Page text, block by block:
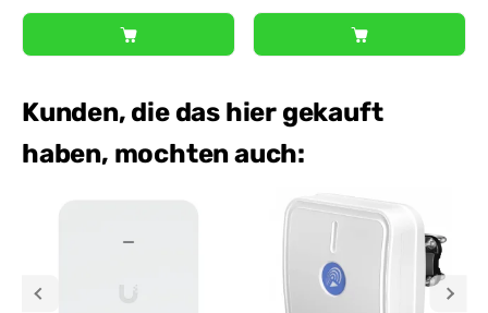
Kunden, die das hier gekauft
haben, mochten auch: